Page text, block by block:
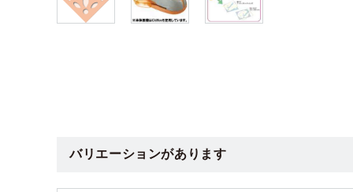
バリエーションがあります